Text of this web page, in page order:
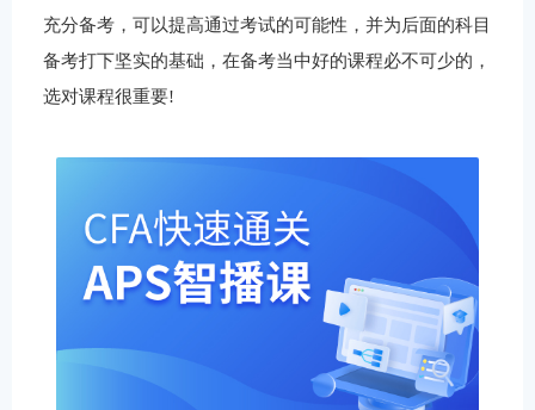
充分备考，可以提高通过考试的可能性，并为后面的科目
备考打下坚实的基础，在备考当中好的课程必不可少的，
选对课程很重要!